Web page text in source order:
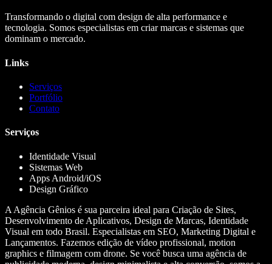
Transformando o digital com design de alta performance e
tecnologia. Somos especialistas em criar marcas e sistemas que
dominam o mercado.
Links
Serviços
Portfólio
Contato
Serviços
Identidade Visual
Sistemas Web
Apps Android/iOS
Design Gráfico
A Agência Gênios é sua parceira ideal para Criação de Sites,
Desenvolvimento de Aplicativos, Design de Marcas, Identidade
Visual em todo Brasil. Especialistas em SEO, Marketing Digital e
Lançamentos. Fazemos edição de vídeo profissional, motion
graphics e filmagem com drone. Se você busca uma agência de